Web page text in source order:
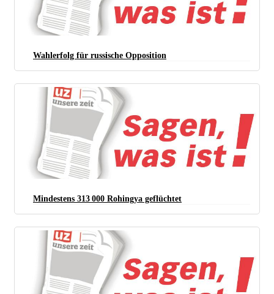
Wahlerfolg für russische Opposition
Mindestens 313 000 Rohingya geflüchtet